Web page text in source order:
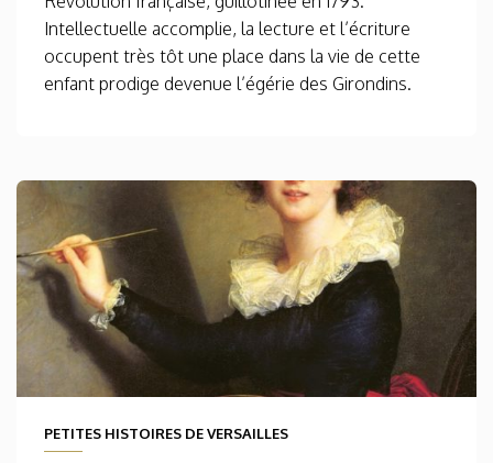
Intellectuelle accomplie, la lecture et l’écriture
occupent très tôt une place dans la vie de cette
enfant prodige devenue l’égérie des Girondins.
PETITES HISTOIRES DE VERSAILLES